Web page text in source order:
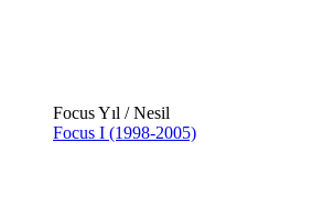
Focus Yıl / Nesil
Focus I (1998-2005)